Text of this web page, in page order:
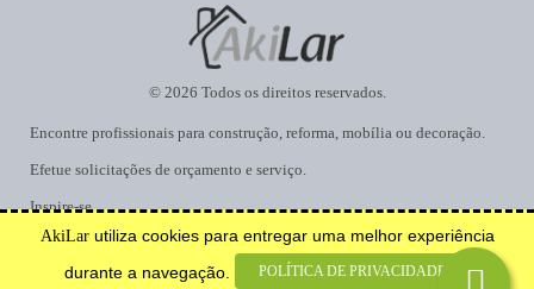
Encontre profissionais para construção, reforma, mobília ou decoração.
Efetue solicitações de orçamento e serviço.
Inspire-se.
© 2026 Todos os direitos reservados.
Desenvolvido por
AkiLarutiliza cookies para entregar uma melhor experiência
durante a navegação.
POLÍTICA DE PRIVACIDADE